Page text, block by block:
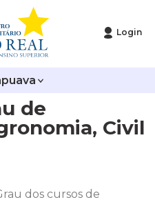
Login
de
Civil
dos cursos de
e Sociais
Animais